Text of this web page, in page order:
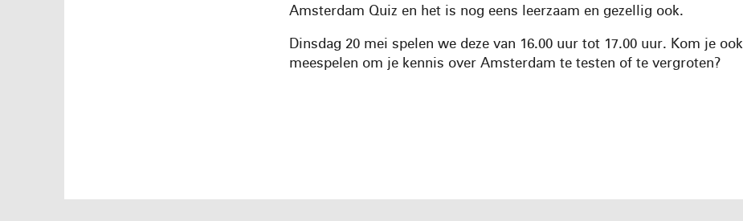
Amsterdam Quiz en het is nog eens leerzaam en gezellig ook.
Dinsdag 20 mei spelen we deze van 16.00 uur tot 17.00 uur. Kom je ook
meespelen om je kennis over Amsterdam te testen of te vergroten?